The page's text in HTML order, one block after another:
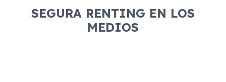
SEGURA RENTING EN LOS
MEDIOS